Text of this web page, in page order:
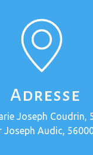
Adresse
Joseph Coudrin,
Joseph Audic,